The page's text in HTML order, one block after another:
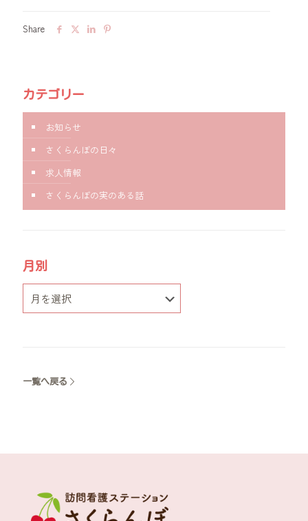
Share
カテゴリー
お知らせ
さくらんぼの日々
求人情報
さくらんぼの実のある話
月別
一覧へ戻る